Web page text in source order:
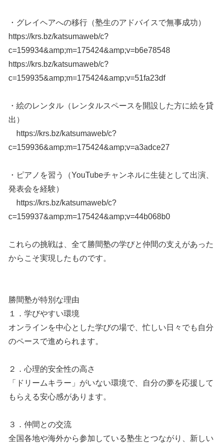
・グレイヘアへの移行（塾生のアドバイスで無事成功）
https://krs.bz/katsumaweb/c?
c=159934&amp;m=175424&amp;v=b6e78548
https://krs.bz/katsumaweb/c?
c=159935&amp;m=175424&amp;v=51fa23df
・絵のレンタル（レンタルスペースを開設した方に絵を貸
出）
https://krs.bz/katsumaweb/c?
c=159936&amp;m=175424&amp;v=a3adce27
・ピアノを習う（YouTubeチャンネルに生徒として出演、
発表会を経験）
https://krs.bz/katsumaweb/c?
c=159937&amp;m=175424&amp;v=44b068b0
これらの挑戦は、全て勝間塾の学びと仲間の支えがあった
からこそ実現したものです。
勝間塾が特別な理由
１．学びやすい環境
オンラインを中心とした学びの場で、忙しい日々でも自分
のペースで進められます。
２．心理的安全性の高さ
「ドリームキラー」がいない環境で、自分の夢を応援して
もらえる安心感があります。
３．仲間との交流
全国各地や海外から参加している塾生とつながり、新しい